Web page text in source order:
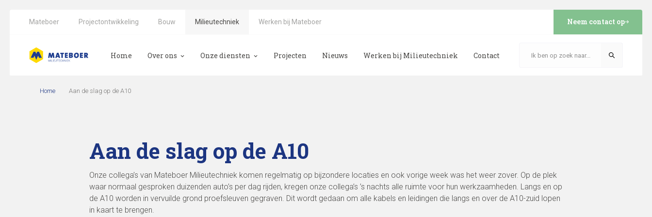
Mateboer Projectontwikkeling Bouw Milieutechniek Werken bij Mateboer Neem contact op
Home Over ons Onze diensten
Ecologie
Projecten Nieuws Werken bij Milieutechniek Contact
Home Aan de slag op de A10
Aan de slag op de A10
Onze collega’s van Mateboer Milieutechniek komen regelmatig op bijzondere locaties en ook vorige week was het weer zover. Op de plek
waar normaal gesproken duizenden auto’s per dag rijden, kregen onze collega’s ’s nachts alle ruimte voor hun werkzaamheden. Langs en op
de A10 worden in vervuilde grond proefsleuven gegraven. Dit wordt gedaan om alle kabels en leidingen die langs en over de A10-zuid lopen
in kaart te brengen.